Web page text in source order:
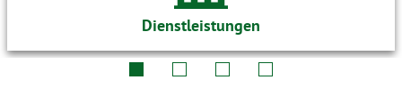
Dienstleistungen